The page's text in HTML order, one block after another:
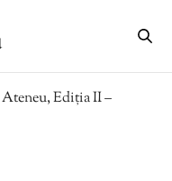
Ediția II –